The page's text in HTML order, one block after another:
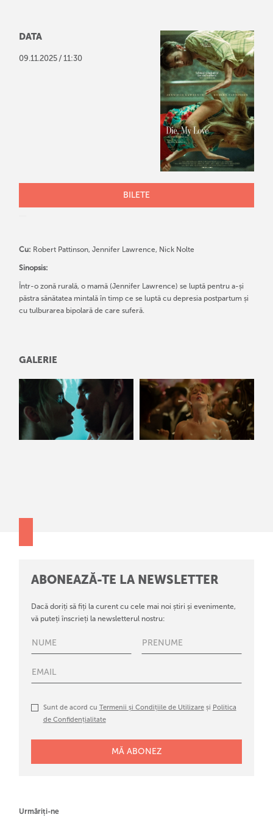
DATA
09.11 .2025 / 11:30
BILETE
Cu: Robert Pattinson, Jennifer Lawrence, Nick Nolte
Sinopsis:
Într-o zonă rurală, o mamă (Jennifer Lawrence) se luptă pentru a-și
păstra sănătatea mintală în timp ce se luptă cu depresia postpartum și
cu tulburarea bipolară de care suferă.
GALERIE
ABONEAZĂ-TE LA NEWSLETTER
Dacă doriți să fiți la curent cu cele mai noi știri și evenimente,
vă puteți înscrieți la newsletterul nostru:
Sunt de acord cu Termenii și Condițiile de Utilizareși Politica
de Confidențialitate
Urmăriți-ne